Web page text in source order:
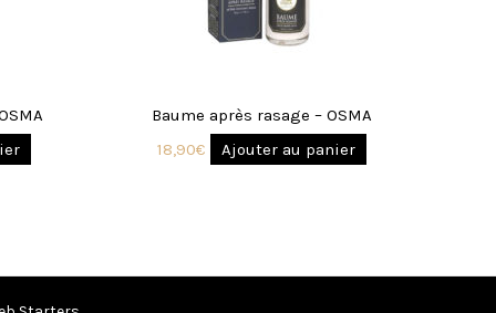
Baume après rasage – OSMA
18,90€ Ajouter au panier